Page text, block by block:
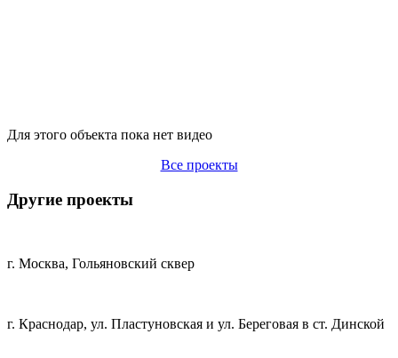
Для этого объекта пока нет видео
Все проекты
Другие проекты
г. Москва, Гольяновский сквер
г. Краснодар, ул. Пластуновская и ул. Береговая в ст. Динской